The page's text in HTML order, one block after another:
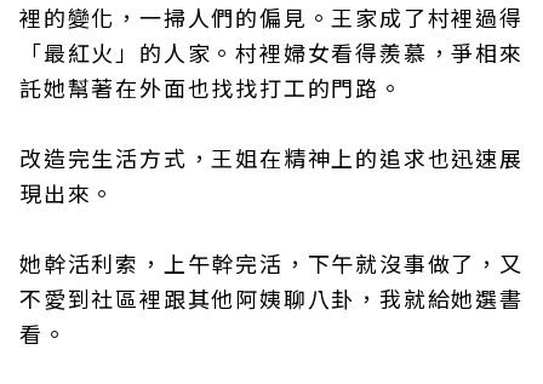
裡的變化，一掃人們的偏見。王家成了村裡過得
「最紅火」的人家。村裡婦女看得羨慕，爭相來
託她幫著在外面也找找打工的門路。
改造完生活方式，王姐在精神上的追求也迅速展
現出來。
她幹活利索，上午幹完活，下午就沒事做了，又
不愛到社區裡跟其他阿姨聊八卦，我就給她選書
看。